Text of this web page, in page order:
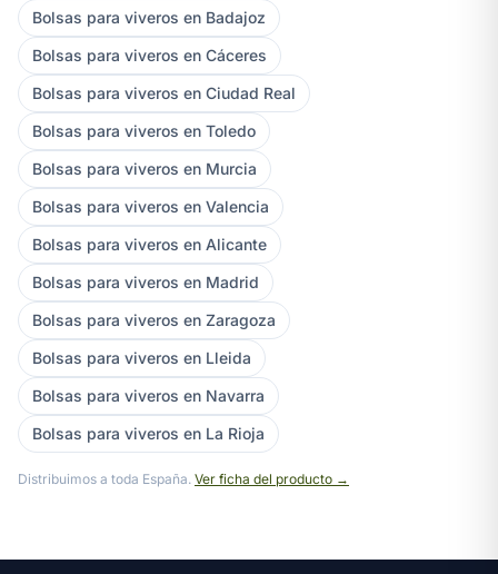
Bolsas para viveros en Badajoz
Bolsas para viveros en Cáceres
Bolsas para viveros en Ciudad Real
Bolsas para viveros en Toledo
Bolsas para viveros en Murcia
Bolsas para viveros en Valencia
Bolsas para viveros en Alicante
Bolsas para viveros en Madrid
Bolsas para viveros en Zaragoza
Bolsas para viveros en Lleida
Bolsas para viveros en Navarra
Bolsas para viveros en La Rioja
Distribuimos a toda España. Ver ficha del producto →